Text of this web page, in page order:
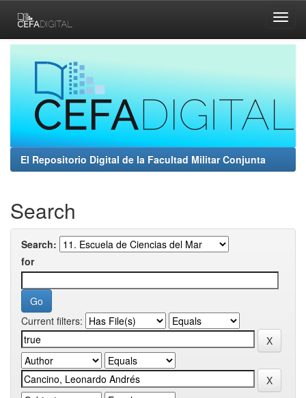
navigation
El Repositorio Digital de la Facultad Militar Conjunta
Search
Search:
for
Current filters: